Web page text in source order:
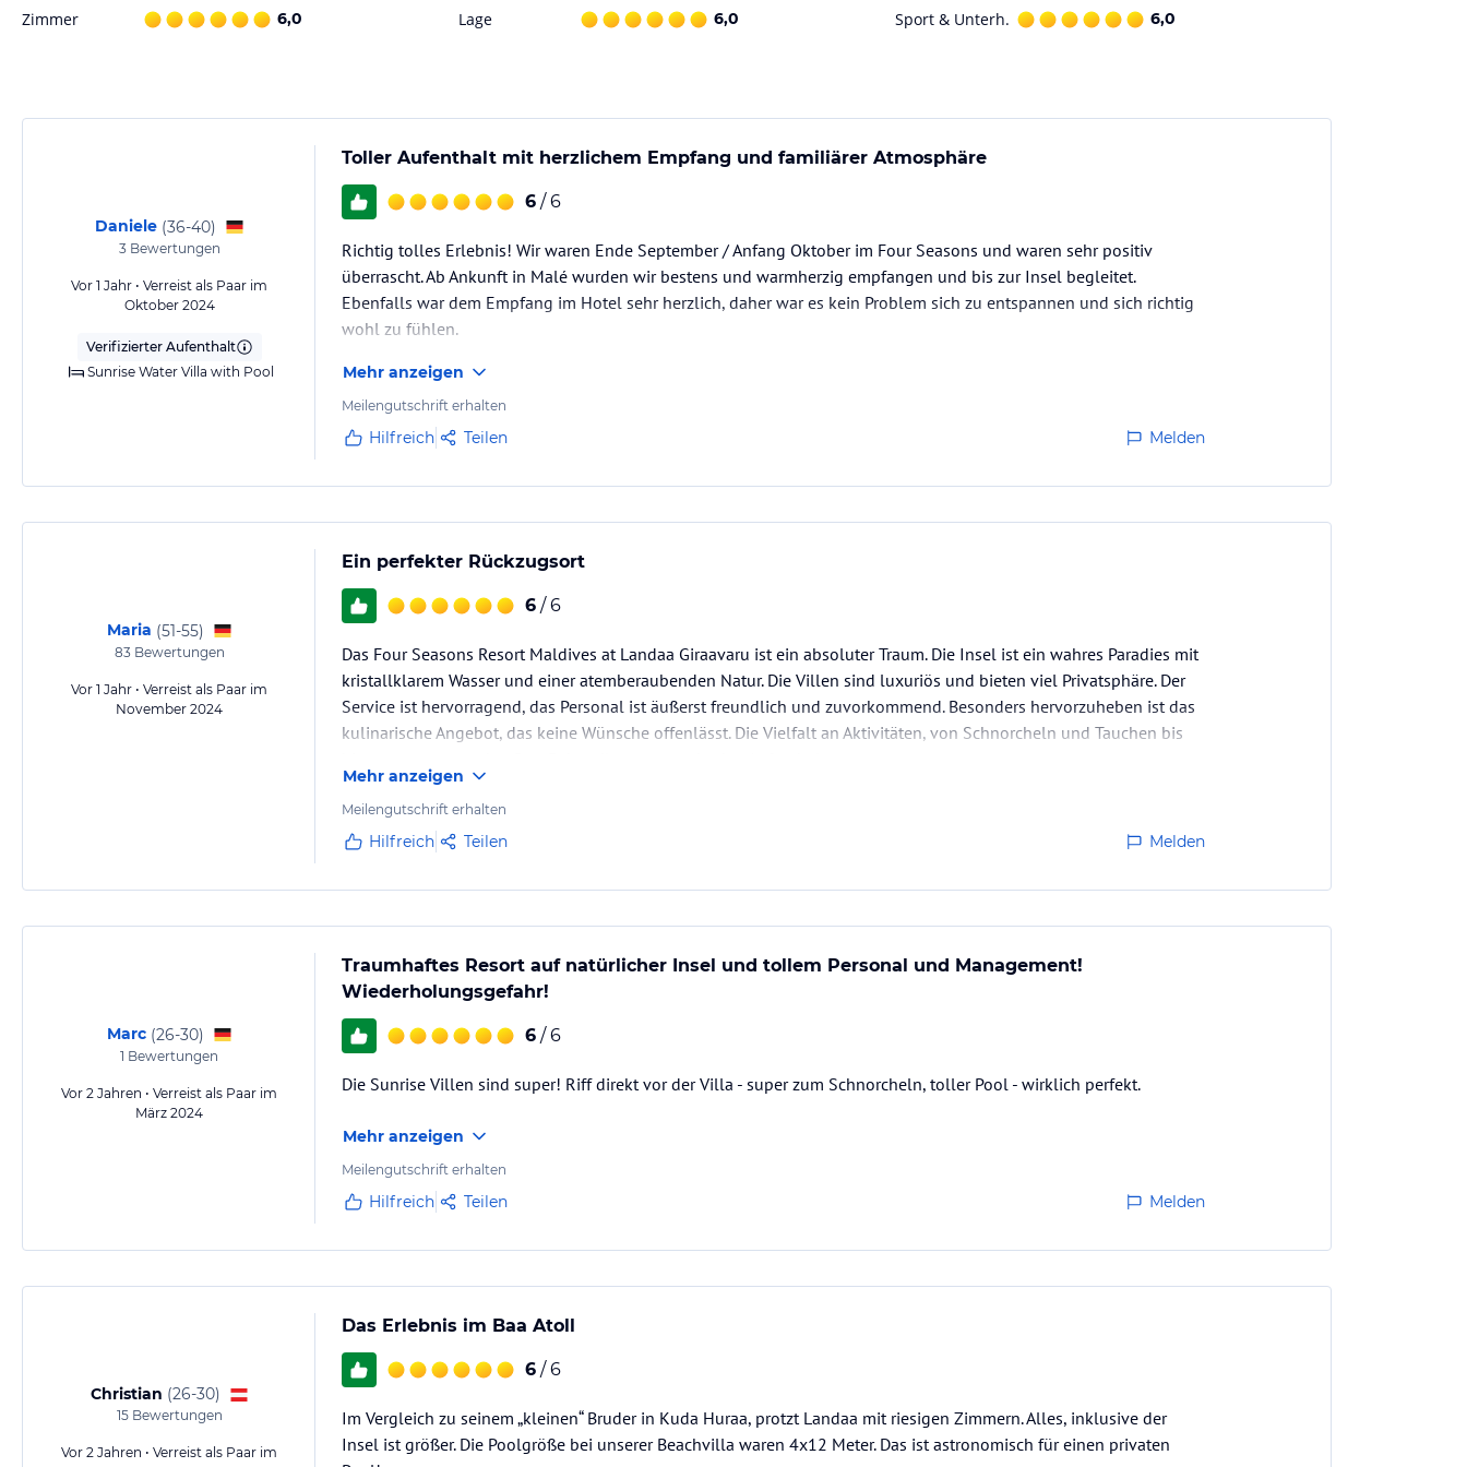
Zimmer 6,0 Lage 6,0 Sport & Unterh. 6,0
Daniele (36-40)
3Bewertungen
Vor 1 Jahr • Verreist als Paar im
Oktober 2024
Verifizierter Aufenthalt
Sunrise Water Villa with Pool
Toller Aufenthalt mit herzlichem Empfang und familiärer Atmosphäre
6 / 6
Richtig tolles Erlebnis! Wir waren Ende September / Anfang Oktober im Four Seasons und waren sehr positiv
überrascht. Ab Ankunft in Malé wurden wir bestens und warmherzig empfangen und bis zur Insel begleitet.
Ebenfalls war dem Empfang im Hotel sehr herzlich, daher war es kein Problem sich zu entspannen und sich richtig
wohl zu fühlen.
Wir danken Euch vielmals und kommen sehr sehr gerne wieder.
Mehr anzeigen
Meilengutschrift erhalten
Hilfreich Teilen Melden
Maria (51-55)
83Bewertungen
Vor 1 Jahr • Verreist als Paar im
November 2024
Ein perfekter Rückzugsort
6 / 6
Das Four Seasons Resort Maldives at Landaa Giraavaru ist ein absoluter Traum. Die Insel ist ein wahres Paradies mit
kristallklarem Wasser und einer atemberaubenden Natur. Die Villen sind luxuriös und bieten viel Privatsphäre. Der
Service ist hervorragend, das Personal ist äußerst freundlich und zuvorkommend. Besonders hervorzuheben ist das
kulinarische Angebot, das keine Wünsche offenlässt. Die Vielfalt an Aktivitäten, von Schnorcheln und Tauchen bis
Mehr anzeigen
Meilengutschrift erhalten
Hilfreich Teilen Melden
Marc (26-30)
1 Bewertungen
Vor 2 Jahren • Verreist als Paar im
März 2024
Traumhaftes Resort auf natürlicher Insel und tollem Personal und Management!
Wiederholungsgefahr!
6 / 6
Die Sunrise Villen sind super! Riff direkt vor der Villa - super zum Schnorcheln, toller Pool - wirklich perfekt.
Mehr anzeigen
Meilengutschrift erhalten
Hilfreich Teilen Melden
Christian (26-30)
15Bewertungen
Vor 2 Jahren • Verreist als Paar im
Das Erlebnis im Baa Atoll
6 / 6
Im Vergleich zu seinem „kleinen“ Bruder in Kuda Huraa, protzt Landaa mit riesigen Zimmern. Alles, inklusive der
Insel ist größer. Die Poolgröße bei unserer Beachvilla waren 4x12 Meter. Das ist astronomisch für einen privaten